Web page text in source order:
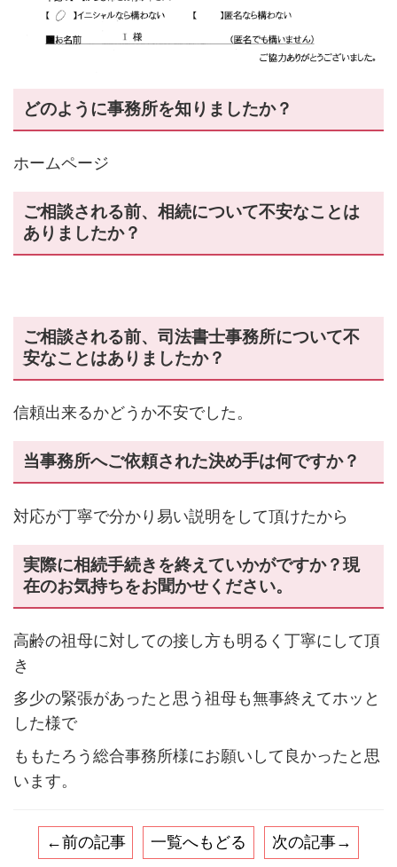
どのように事務所を知りましたか？
ホームページ
ご相談される前、相続について不安なことは
ありましたか？
ご相談される前、司法書士事務所について不
安なことはありましたか？
信頼出来るかどうか不安でした。
当事務所へご依頼された決め手は何ですか？
対応が丁寧で分かり易い説明をして頂けたから
実際に相続手続きを終えていかがですか？現
在のお気持ちをお聞かせください。
高齢の祖母に対しての接し方も明るく丁寧にして頂
き
多少の緊張があったと思う祖母も無事終えてホッと
した様で
ももたろう総合事務所様にお願いして良かったと思
います。
←前の記事 一覧へもどる 次の記事→